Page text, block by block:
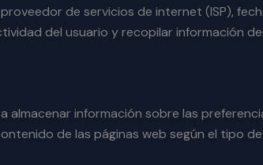
de servicios de internet (ISP),
del usuario y recopilar información
almacenar información sobre las
de las páginas web según el tipo